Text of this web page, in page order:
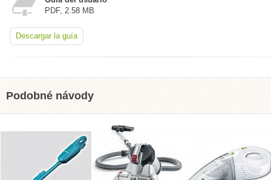
PDF, 2.58 MB
Descargar la guía
Podobné návody